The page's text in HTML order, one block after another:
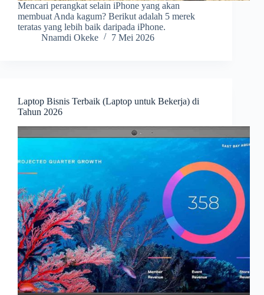
Mencari perangkat selain iPhone yang akan
membuat Anda kagum? Berikut adalah 5 merek
teratas yang lebih baik daripada iPhone.
Nnamdi Okeke
7 Mei 2026
Laptop Bisnis Terbaik (Laptop untuk Bekerja) di
Tahun 2026